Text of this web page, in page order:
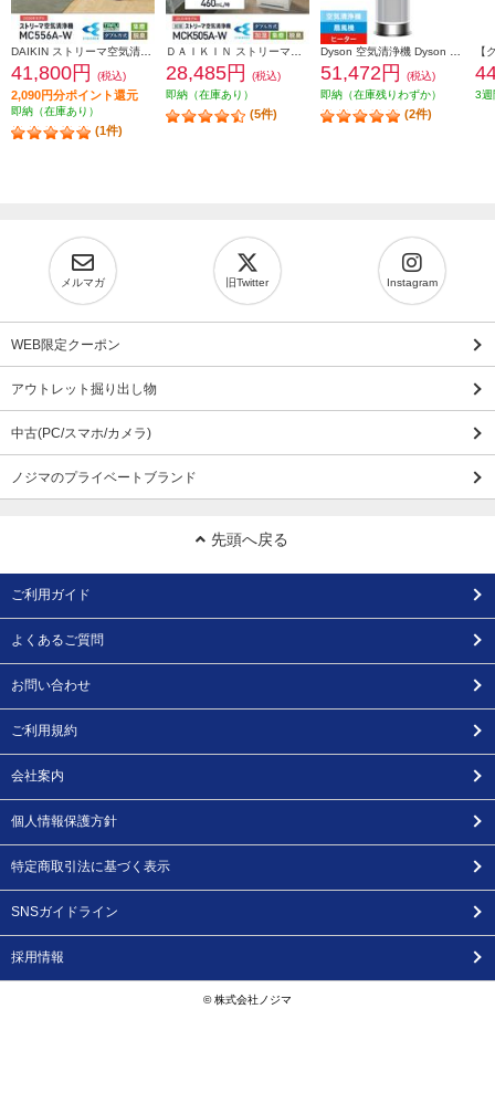
41,800円 (税込)
2,090円分ポイント還元
即納（在庫あり）
(1件)
28,485円
(税込)
即納（在庫あり）
(5件)
51,472円
(税込)
即納（在庫残りわずか）
(2件)
3週
メルマガ 旧Twitter Instagram
WEB限定クーポン
アウトレット掘り出し物
中古(PC/スマホ/カメラ)
ノジマのプライベートブランド
先頭へ戻る
ご利用ガイド
よくあるご質問
お問い合わせ
ご利用規約
会社案内
個人情報保護方針
特定商取引法に基づく表示
SNSガイドライン
採用情報
© 株式会社ノジマ